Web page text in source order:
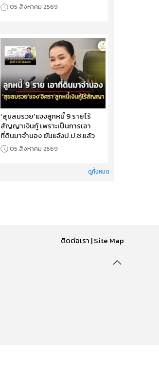
05 สิงหาคม 2569
‘สุขสมรวย’แจงลูกหนี้ 9 รายไร้
สัญญาเงินกู้ เพราะเป็นการเอา
ที่ดินมาจำนอง ยันแจ้งป.ป.ช.แล้ว
05 สิงหาคม 2569
ดูทั้งหมด
ติดต่อเรา |Site Map